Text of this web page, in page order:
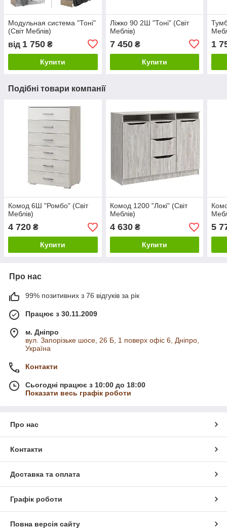
Модульная система "Тоні"
(Світ Меблів)
від 1 750 ₴
Купити
Ліжко 90 2Ш "Тоні" (Світ
Меблів)
7 450₴
Купити
1
Подібні товари компанії
Комод 6Ш "Ромбо" (Світ
Меблів)
4 720 ₴
Купити
Комод 1200 "Локі" (Світ
Меблів)
4 630₴
Купити
5
Про нас
99% позитивних з 76 відгуків за рік
Працює з 30.11.2009
м. Дніпро
вул. Запорізьке шосе, 26 Б, 1 поверх офіс 6, Дніпро,
Україна
Контакти
Сьогодні працює з 10:00 до 18:00
Показати весь графік роботи
Про нас
Контакти
Доставка та оплата
Графік роботи
Повна версія сайту